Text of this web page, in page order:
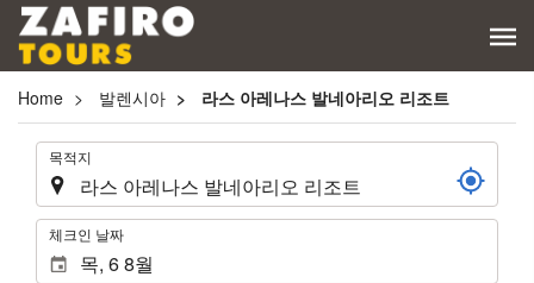
Home 발렌시아 라스 아레나스 발네아리오 리조트
. 목적지
. 체크인 날짜